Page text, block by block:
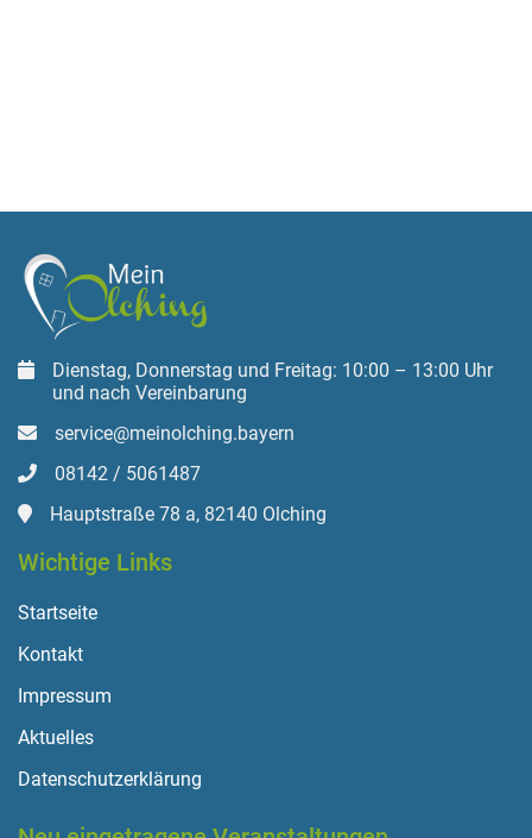
Dienstag, Donnerstag und Freitag: 10:00 – 13:00 Uhr
und nach Vereinbarung
service@meinolching.bayern
08142 / 5061487
Hauptstraße 78 a, 82140 Olching
Wichtige Links
Startseite
Kontakt
Impressum
Aktuelles
Datenschutzerklärung